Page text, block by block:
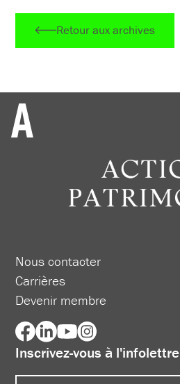
Retour aux archives
Nous contacter
Carrières
Devenir membre
Inscrivez-vous à l'infolettre